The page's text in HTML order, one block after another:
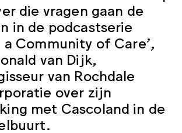
die vragen gaan de
in de podcastserie
a Community of Care’,
van Dijk,
van Rochdale
over zijn
met Cascoland in de